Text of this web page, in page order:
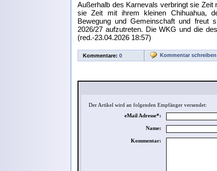
Außerhalb des Karnevals verbringt sie
sie Zeit mit ihrem kleinen Chihuahua,
Bewegung und Gemeinschaft und freut
2026/27 aufzutreten. Die WKG und die
(red.-23.04.2026 18:57)
Kommentare: 0 Kommentar schreiben
Der Artikel wird an folgenden Empfänger versendet:
eMail Adresse*:
Name:
Kommentar: